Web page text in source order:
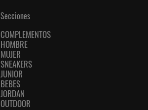
Secciones
COMPLEMENTOS
HOMBRE
MUJER
SNEAKERS
JUNIOR
BEBES
JORDAN
OUTDOOR